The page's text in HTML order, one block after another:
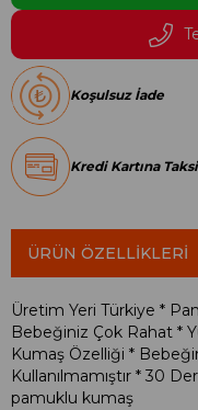
Koşulsuz İade
Kredi Kartına
ÜRÜN ÖZELLIKLERI
Üretim Yeri Türkiye *
Bebeğiniz Çok Rahat *
Kumaş Özelliği *
Kullanılmamıştır * 30
pamuklu kumaş